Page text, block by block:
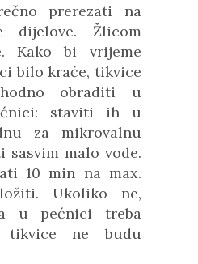
prerezati na
dijelove. Žlicom
Kako bi vrijeme
bilo kraće, tikvice
obraditi u
staviti ih u
za mikrovalnu
malo vode.
10 min na max.
Ukoliko ne,
u pećnici treba
tikvice ne budu